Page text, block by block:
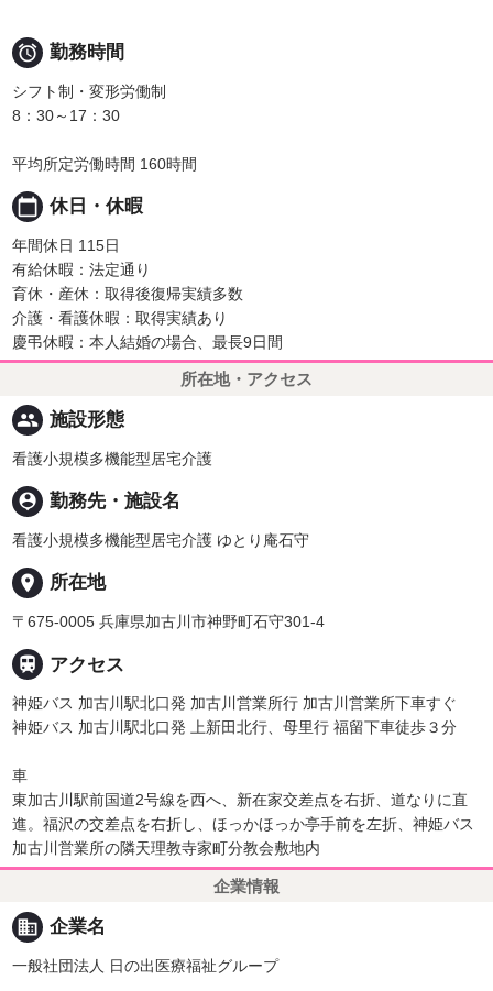
 勤務時間
シフト制・変形労働制
8：30～17：30
平均所定労働時間 160時間
calendar_today 休日・休暇
年間休日 115日
有給休暇：法定通り
育休・産休：取得後復帰実績多数
介護・看護休暇：取得実績あり
慶弔休暇：本人結婚の場合、最長9日間
所在地・アクセス
people 施設形態
看護小規模多機能型居宅介護
person_pin 勤務先・施設名
看護小規模多機能型居宅介護 ゆとり庵石守
place 所在地
〒675-0005 兵庫県加古川市神野町石守301-4
 アクセス
神姫バス 加古川駅北口発 加古川営業所行 加古川営業所下車すぐ
神姫バス 加古川駅北口発 上新田北行、母里行 福留下車徒歩３分
車
東加古川駅前国道2号線を西へ、新在家交差点を右折、道なりに直
進。福沢の交差点を右折し、ほっかほっか亭手前を左折、神姫バス
加古川営業所の隣天理教寺家町分教会敷地内
企業情報
business 企業名
一般社団法人 日の出医療福祉グループ